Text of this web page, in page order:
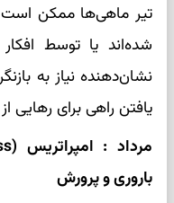
تیر ماهی‌ها ممکن است
شده‌اند یا توسط
نشان‌دهنده نیاز به
یافتن راهی برای رهایی
باروری و پرورش